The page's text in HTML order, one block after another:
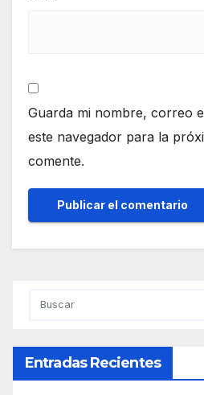
Guarda mi nombre, correo
este navegador para la
comente.
Entradas Recientes